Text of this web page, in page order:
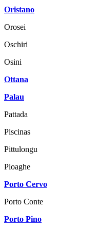
Oristano
Orosei
Oschiri
Osini
Ottana
Palau
Pattada
Piscinas
Pittulongu
Ploaghe
Porto Cervo
Porto Conte
Porto Pino